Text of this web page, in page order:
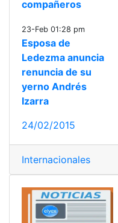
compañeros
23-Feb 01:28 pm
Esposa de
Ledezma anuncia
renuncia de su
yerno Andrés
Izarra
24/02/2015
Internacionales